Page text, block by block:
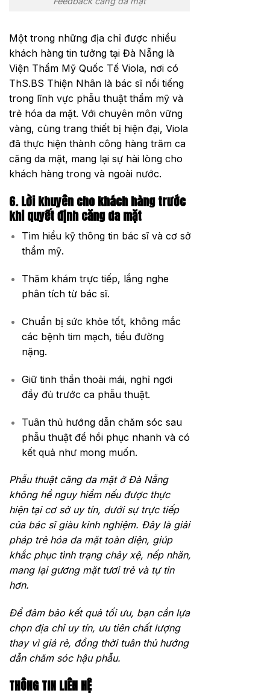
Một trong những địa chỉ được nhiều
khách hàng tin tưởng tại Đà Nẵng là
Viện Thẩm Mỹ Quốc Tế Viola, nơi có
ThS.BS Thiện Nhân là bác sĩ nổi tiếng
trong lĩnh vực phẫu thuật thẩm mỹ và
trẻ hóa da mặt. Với chuyên môn vững
vàng, cùng trang thiết bị hiện đại, Viola
đã thực hiện thành công hàng trăm ca
căng da mặt, mang lại sự hài lòng cho
khách hàng trong và ngoài nước.
6. Lời khuyên cho khách hàng trước
khi quyết định căng da mặt
Tìm hiểu kỹ thông tin bác sĩ và cơ sở
thẩm mỹ.
Thăm khám trực tiếp, lắng nghe
phân tích từ bác sĩ.
Chuẩn bị sức khỏe tốt, không mắc
các bệnh tim mạch, tiểu đường
nặng.
Giữ tinh thần thoải mái, nghỉ ngơi
đầy đủ trước ca phẫu thuật.
Tuân thủ hướng dẫn chăm sóc sau
phẫu thuật để hồi phục nhanh và có
kết quả như mong muốn.
Phẫu thuật căng da mặt ở Đà Nẵng
không hề nguy hiểm nếu được thực
hiện tại cơ sở uy tín, dưới sự trực tiếp
của bác sĩ giàu kinh nghiệm. Đây là giải
pháp trẻ hóa da mặt toàn diện, giúp
khắc phục tình trạng chảy xệ, nếp nhăn,
mang lại gương mặt tươi trẻ và tự tin
hơn.
Để đảm bảo kết quả tối ưu, bạn cần lựa
chọn địa chỉ uy tín, ưu tiên chất lượng
thay vì giá rẻ, đồng thời tuân thủ hướng
dẫn chăm sóc hậu phẫu.
THÔNG TIN LIÊN HỆ